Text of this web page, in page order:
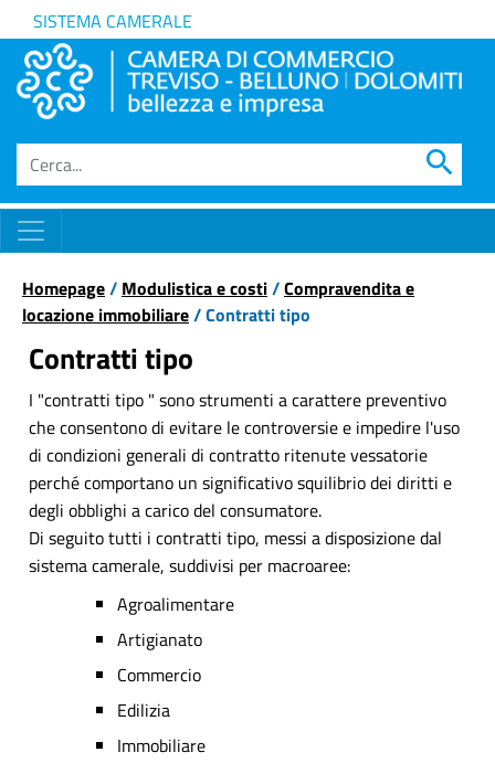
SISTEMA CAMERALE
search
Homepage/ Modulistica e costi/Compravendita e
locazione immobiliare/ Contratti tipo
Contratti tipo
I "contratti tipo " sono strumenti a carattere preventivo
che consentono di evitare le controversie e impedire l'uso
di condizioni generali di contratto ritenute vessatorie
perché comportano un significativo squilibrio dei diritti e
degli obblighi a carico del consumatore.
Di seguito tutti i contratti tipo, messi a disposizione dal
sistema camerale, suddivisi per macroaree:
Agroalimentare
Artigianato
Commercio
Edilizia
Immobiliare